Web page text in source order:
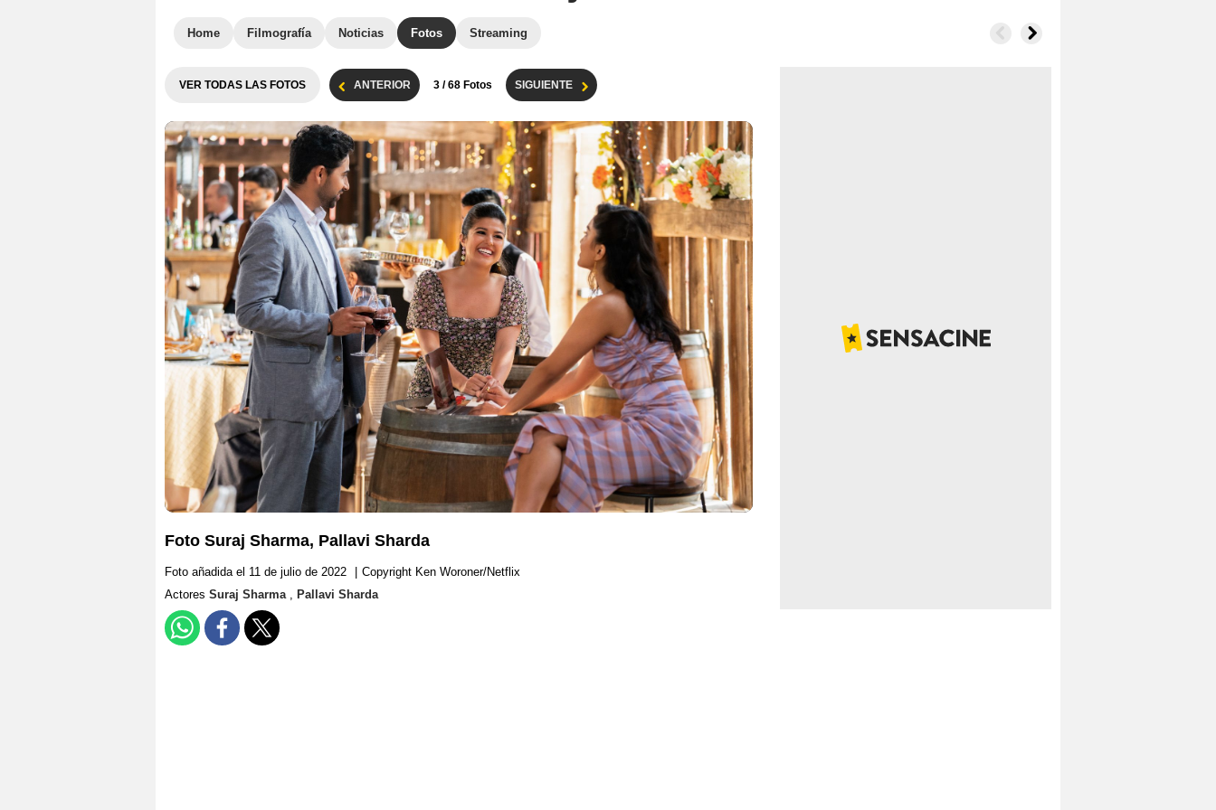
Home Filmografía Noticias Fotos Streaming
VER TODAS LAS FOTOS ANTERIOR 3 / 68 Fotos SIGUIENTE
Foto Suraj Sharma, Pallavi Sharda
Foto añadida el 11 de julio de 2022
Copyright Ken Woroner/Netflix
Actores Suraj Sharma , Pallavi Sharda